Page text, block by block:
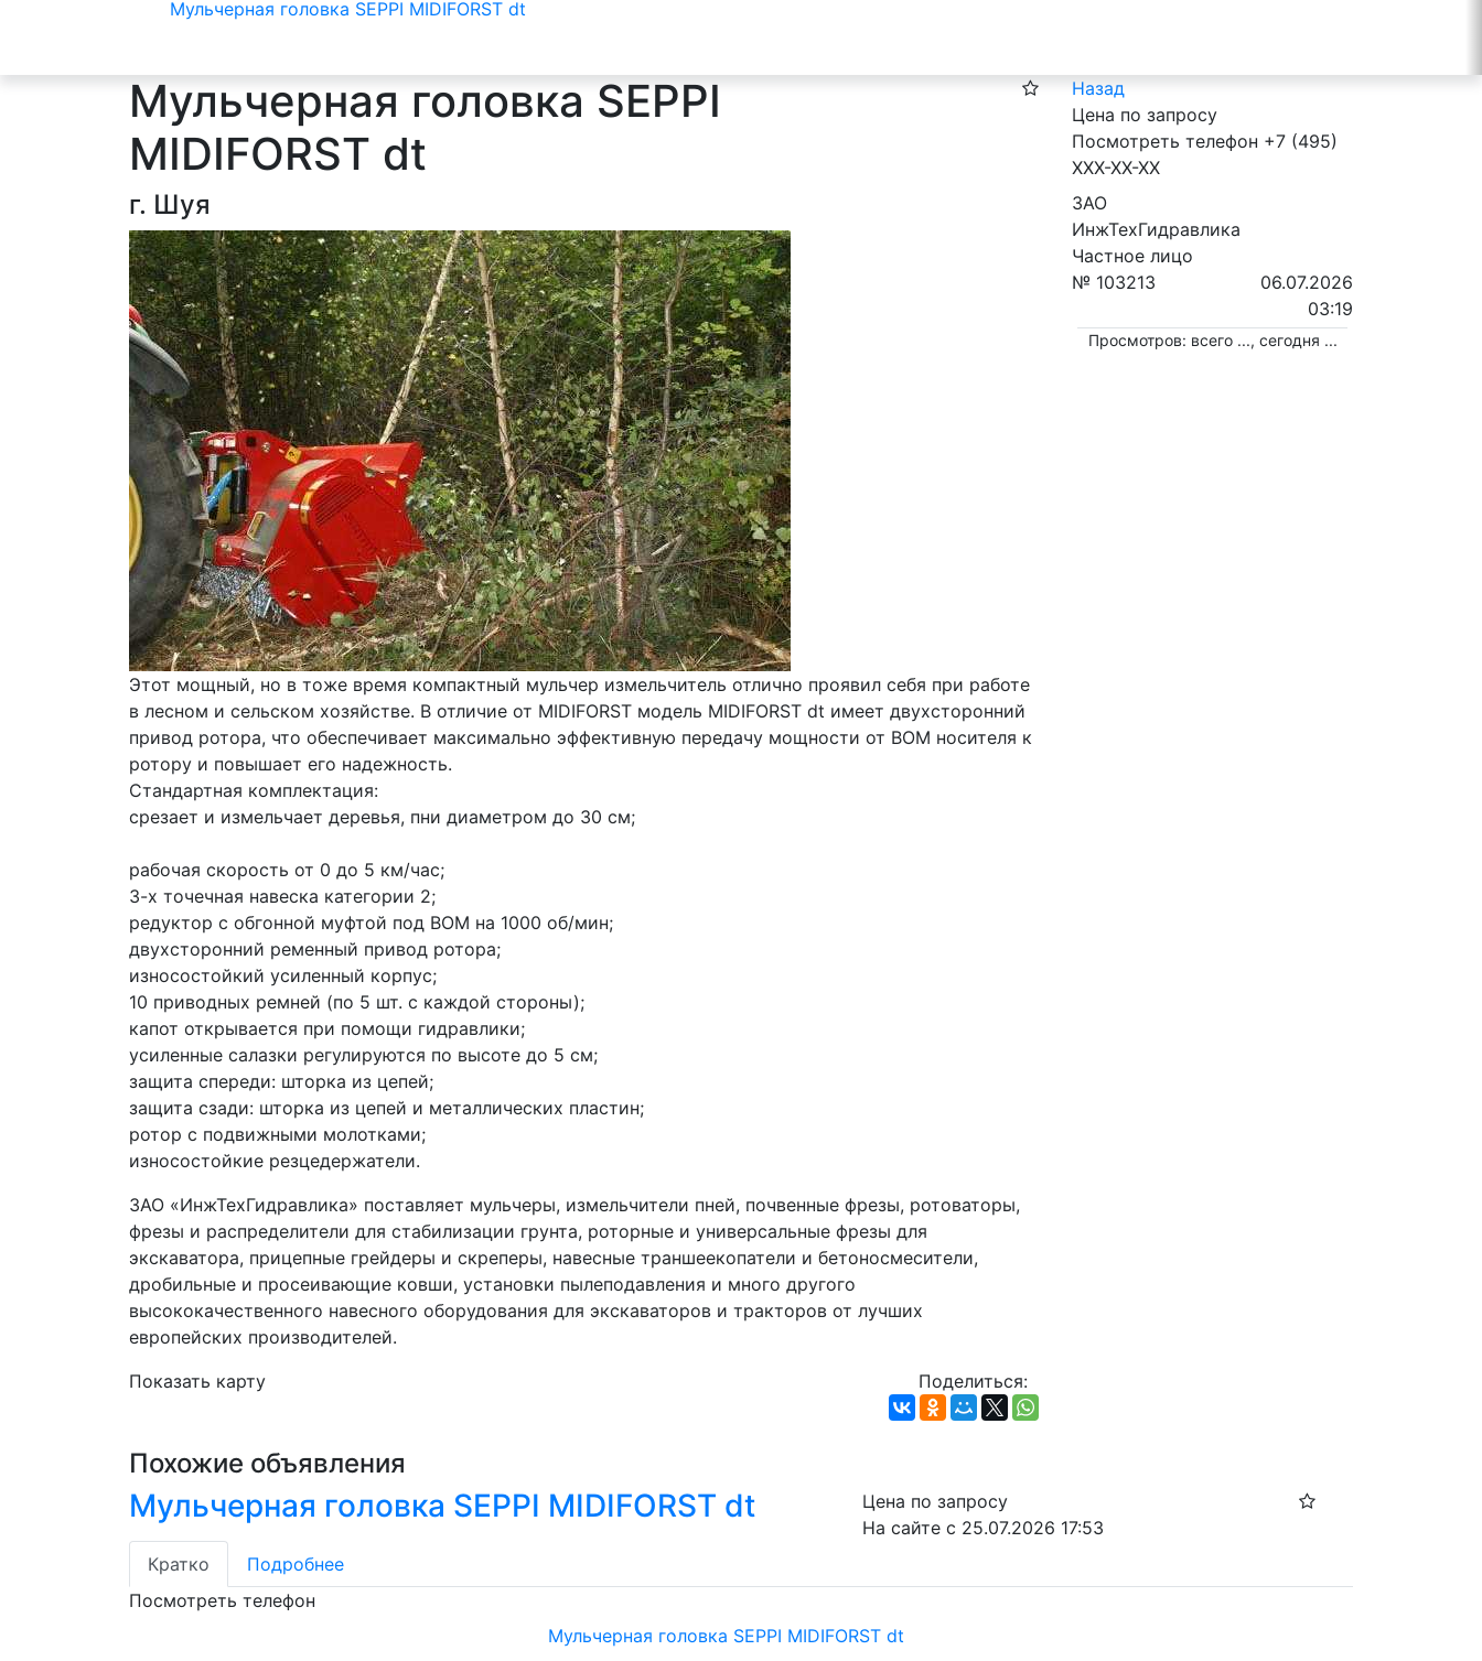
Мульчерная головка SEPPI MIDIFORST dt
Мульчерная головка SEPPI
MIDIFORST dt
г. Шуя
Этот мощный, но в тоже время компактный мульчер измельчитель отлично проявил себя при работе
в лесном и сельском хозяйстве. В отличие от MIDIFORST модель MIDIFORST dt имеет двухсторонний
привод ротора, что обеспечивает максимально эффективную передачу мощности от ВОМ носителя к
ротору и повышает его надежность.
Стандартная комплектация:
срезает и измельчает деревья, пни диаметром до 30 см;
рабочая скорость от 0 до 5 км/час;
3-х точечная навеска категории 2;
редуктор с обгонной муфтой под ВОМ на 1000 об/мин;
двухсторонний ременный привод ротора;
износостойкий усиленный корпус;
10 приводных ремней (по 5 шт. с каждой стороны);
капот открывается при помощи гидравлики;
усиленные салазки регулируются по высоте до 5 см;
защита спереди: шторка из цепей;
защита сзади: шторка из цепей и металлических пластин;
ротор с подвижными молотками;
износостойкие резцедержатели.
ЗАО «ИнжТехГидравлика» поставляет мульчеры, измельчители пней, почвенные фрезы, ротоваторы,
фрезы и распределители для стабилизации грунта, роторные и универсальные фрезы для
экскаватора, прицепные грейдеры и скреперы, навесные траншеекопатели и бетоносмесители,
дробильные и просеивающие ковши, установки пылеподавления и много другого
высококачественного навесного оборудования для экскаваторов и тракторов от лучших
европейских производителей.
Показать карту
Поделиться:
Назад
Цена по запросу
Посмотреть телефон +7 (495)
XXX-XX-XX
ЗАО
ИнжТехГидравлика
Частное лицо
№ 103213
06.07.2026
03:19
Просмотров: всего ..., сегодня ...
Похожие объявления
Мульчерная головка SEPPI MIDIFORST dt
Цена по запросу
На сайте с 25.07.2026 17:53
Кратко
Подробнее
Посмотреть телефон
Мульчерная головка SEPPI MIDIFORST dt